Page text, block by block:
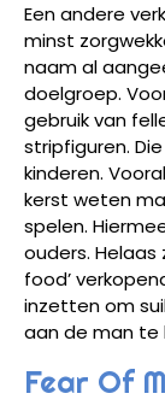
Een andere
minst
naam al
doelgroep.
gebruik van
stripfiguren.
kinderen.
kerst weten
spelen.
ouders.
food’
inzetten om
aan de man te
Fear Of